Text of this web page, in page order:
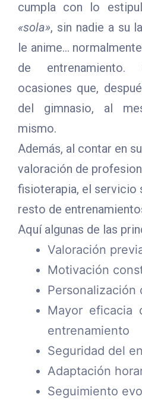
cumpla con lo
«sola», sin nadie a su
le anime…
de
ocasiones que,
del gimnasio, al
mismo.
Además, al contar en
valoración de
fisioterapia, el servicio
resto de
Aquí algunas de las
Valoración
Motivación
Personalización
Mayor eficacia
entrenamiento
Seguridad del
Adaptación
Seguimiento